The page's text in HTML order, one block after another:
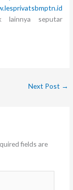
lainnya seputar
Next Post →
fields are